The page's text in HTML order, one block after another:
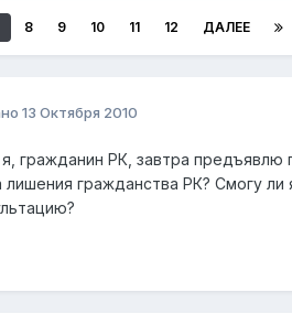
8 9 10 11 12 ДАЛЕЕ
13 Октября 2010
гражданин РК, завтра предъявлю
гражданства РК? Смогу